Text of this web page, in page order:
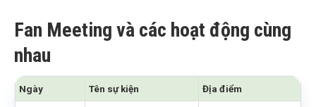
Fan Meeting và các hoạt động cùng
nhau
Ngày Tên sự kiện Địa điểm